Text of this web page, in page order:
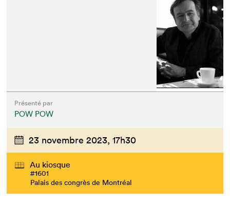
Présenté par
POW POW
23 novembre 2023, 17h30
Au kiosque
#1601
Palais des congrès de Montréal